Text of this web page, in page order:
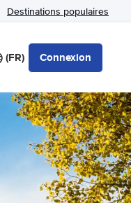
Destinations populaires
(FR) Connexion